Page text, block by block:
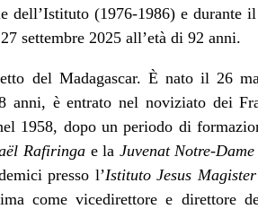
dell’Istituto (1976-1986) e durante
settembre 2025 all’età di 92 anni.
del Madagascar. È nato il 26
anni, è entrato nel noviziato dei
1958, dopo un periodo di
Rafiringa e la Juvenat Notre-
presso l’Istituto Jesus Magister
come vicedirettore e direttore